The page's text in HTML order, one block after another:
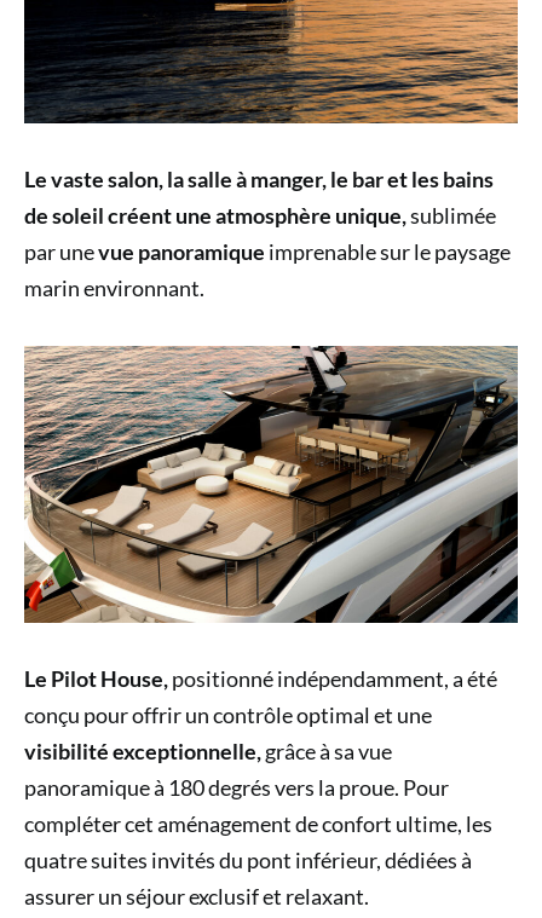
Le vaste salon, la salle à manger, le bar et les bains
de soleil créent une atmosphère unique,sublimée
par unevue panoramique imprenable sur le paysage
marin environnant.
Le Pilot House,positionné indépendamment, a été
conçu pour offrir un contrôle optimal et une
visibilité exceptionnelle,grâce à sa vue
panoramique à 180 degrés vers la proue. Pour
compléter cet aménagement de confort ultime, les
quatre suites invités du pont inférieur, dédiées à
assurer un séjour exclusif et relaxant.